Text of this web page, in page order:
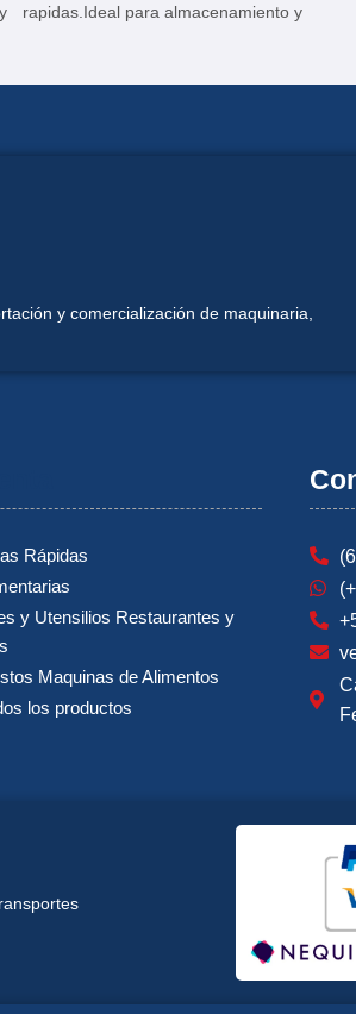
rapidas.Ideal para almacenamiento y
empacados , galletas, pan, pizzas, muffins,
y comercialización de maquinaria,
Rápidas
y Utensilios Restaurantes y
Maquinas de Alimentos
los productos